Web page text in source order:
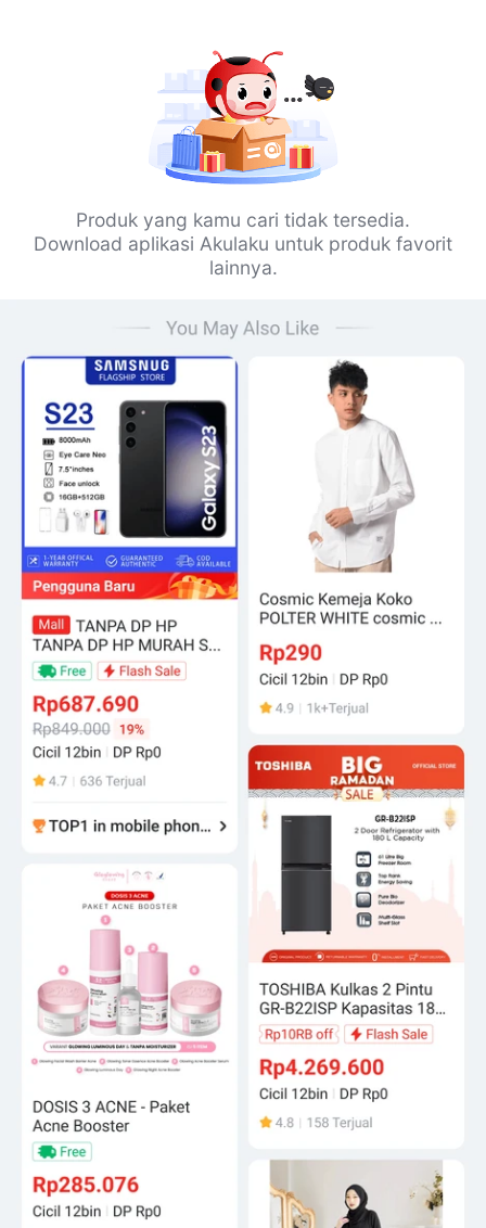
Produk yang kamu cari tidak tersedia.
Download aplikasi Akulaku untuk produk favorit
lainnya.